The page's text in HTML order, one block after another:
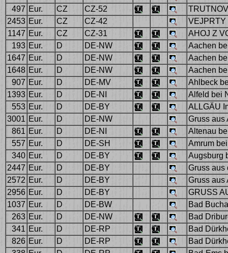
497 Eur. CZ CZ-52
2453 Eur. CZ CZ-42
VEJPRTY
1147 Eur. CZ CZ-31
AHOJ Z
193 Eur. D DE-NW
Aachen
1647 Eur. D DE-NW
Aachen
1648 Eur. D DE-NW
Aachen
907 Eur. D DE-MV
Ahlbeck
1393 Eur. D DE-NI
Alfeld bei
553 Eur. D DE-BY
ALLGÄU
3001 Eur. D DE-NW
Gruss aus
861 Eur. D DE-NI
Altenau
557 Eur. D DE-SH
Amrum
340 Eur. D DE-BY
Augsburg
2447 Eur. D DE-BY
Gruss aus
2572 Eur. D DE-BY
Gruss aus
2956 Eur. D DE-BY
GRUSS
1037 Eur. D DE-BW
Bad
263 Eur. D DE-NW
Bad
341 Eur. D DE-RP
Bad
826 Eur. D DE-RP
Bad